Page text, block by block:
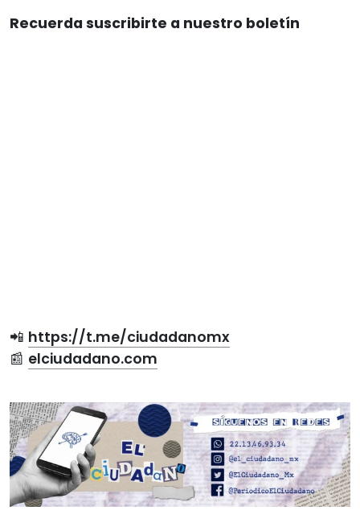
Recuerda suscribirte a nuestro boletín
📲 https://t.me/ciudadanomx
📰 elciudadano.com